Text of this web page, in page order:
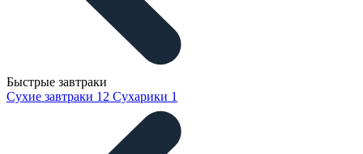
Быстрые завтраки
Сухие завтраки 12 Сухарики 1